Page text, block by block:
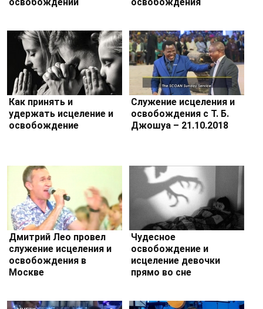
Как принять и
удержать исцеление и
освобождение
Служение исцеления и
освобождения с Т. Б.
Джошуа – 21.10.2018
Дмитрий Лео провел
служение исцеления и
освобождения в
Москве
Чудесное
освобождение и
исцеление девочки
прямо во сне